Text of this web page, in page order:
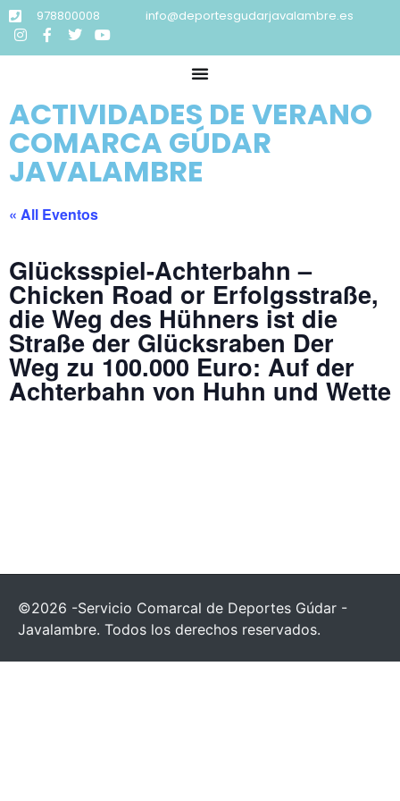
978800008 info@deportesgudarjavalambre.es
ACTIVIDADES DE VERANO
COMARCA GÚDAR
JAVALAMBRE
« All Eventos
Glücksspiel-Achterbahn –
Chicken Road or Erfolgsstraße,
die Weg des Hühners ist die
Straße der Glücksraben Der
Weg zu 100.000 Euro: Auf der
Achterbahn von Huhn und Wette
©2026 -Servicio Comarcal de Deportes Gúdar -
Javalambre. Todos los derechos reservados.